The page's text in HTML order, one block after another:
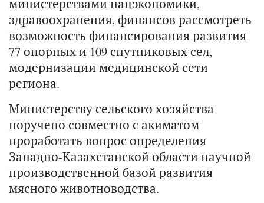
министерствами нацэкономики,
здравоохранения, финансов рассмотреть
возможность финансирования развития
77 опорных и 109 спутниковых сел,
модернизации медицинской сети
региона.
Министерству сельского хозяйства
поручено совместно с акиматом
проработать вопрос определения
Западно-Казахстанской области научной
производственной базой развития
мясного животноводства.